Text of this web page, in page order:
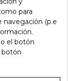
para
navegación (p.e
el botón
botón